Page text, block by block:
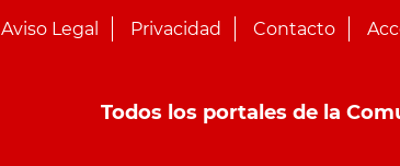
Aviso Legal Privacidad Contacto
Todos los portales de la